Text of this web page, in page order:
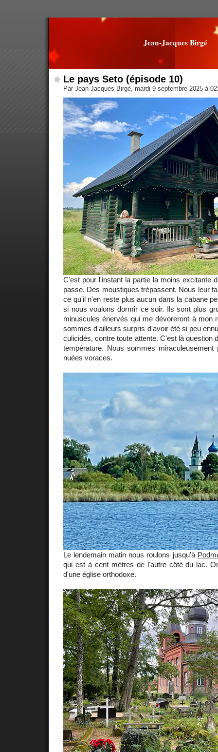
Jean-Jacques Birgé
Le pays Seto (épisode 10)
Par Jean-Jacques Birgé, mardi 9 septembre 2025 à
C'est pour l'instant la partie la moins excitante
passe. Des moustiques trépassent. Nous leur
ce qu'il n'en reste plus aucun dans la cabane
si nous voulons dormir ce soir. Ils sont plus
minuscules énervés qui me dévoreront à mon
sommes d'ailleurs surpris d'avoir été si peu
culicidés, contre toute attente. C'est là question
température. Nous sommes
nuées voraces.
Le lendemain matin nous roulons jusqu'à
qui est à cent mètres de l'autre côté du lac.
d'une église orthodoxe.